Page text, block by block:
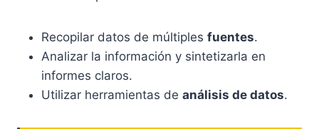
Recopilar datos de múltiples fuentes.
Analizar la información y sintetizarla en
informes claros.
Utilizar herramientas de análisis de datos.